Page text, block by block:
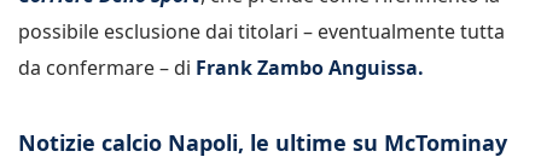
possibile esclusione dai titolari – eventualmente tutta
da confermare – di Frank Zambo Anguissa.
Notizie calcio Napoli, le ultime su McTominay